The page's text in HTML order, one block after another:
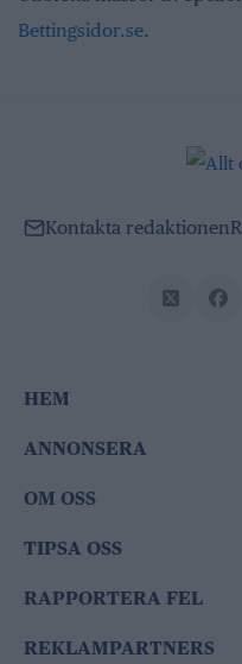
Bettingsidor.se.
Kontakta redaktionen
HEM
ANNONSERA
OM OSS
TIPSA OSS
RAPPORTERA FEL
REKLAMPARTNERS